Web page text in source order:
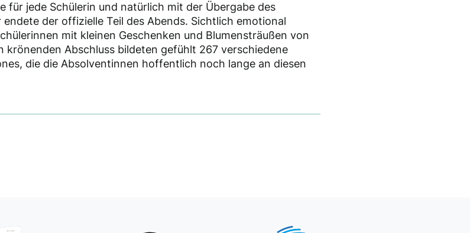
für jede Schülerin und natürlich mit der Übergabe des
endete der offizielle Teil des Abends. Sichtlich emotional
mit kleinen Geschenken und Blumensträußen von
krönenden Abschluss bildeten gefühlt 267 verschiedene
die die Absolventinnen hoffentlich noch lange an diesen